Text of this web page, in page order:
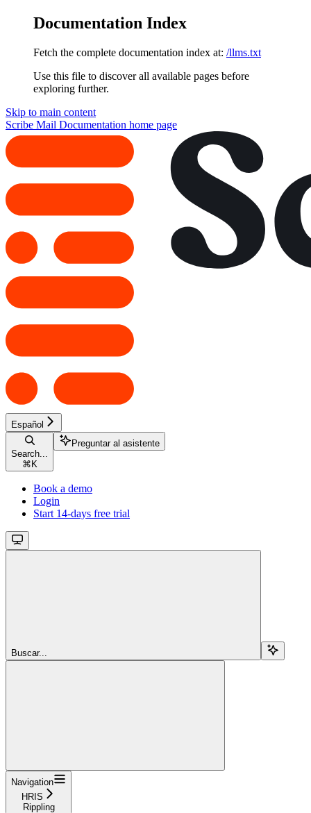
Documentation Index
Fetch the complete documentation index at: /llms.txt
Use this file to discover all available pages before
exploring further.
Skip to main content
Scribe Mail Documentation home page
Español
Search...
⌘ K
Preguntar al asistente
Book a demo
Login
Start 14-days free trial
Buscar...
Navigation
HRIS
Rippling